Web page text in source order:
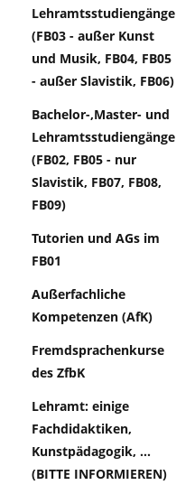
Lehramtsstudiengänge
(FB03 - außer Kunst
und Musik, FB04, FB05
- außer Slavistik, FB06)
Bachelor-,Master- und
Lehramtsstudiengänge
(FB02, FB05 - nur
Slavistik, FB07, FB08,
FB09)
Tutorien und AGs im
FB01
Außerfachliche
Kompetenzen (AfK)
Fremdsprachenkurse
des ZfbK
Lehramt: einige
Fachdidaktiken,
Kunstpädagogik, ...
(BITTE INFORMIEREN)